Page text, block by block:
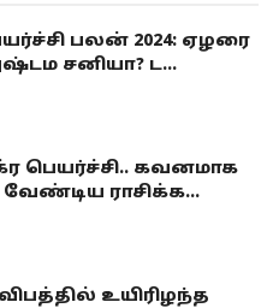
பலன் 2024: ஏழரை
சனியா? ட...
பெயர்ச்சி.. கவனமாக
ராசிக்க...
உயிரிழந்த